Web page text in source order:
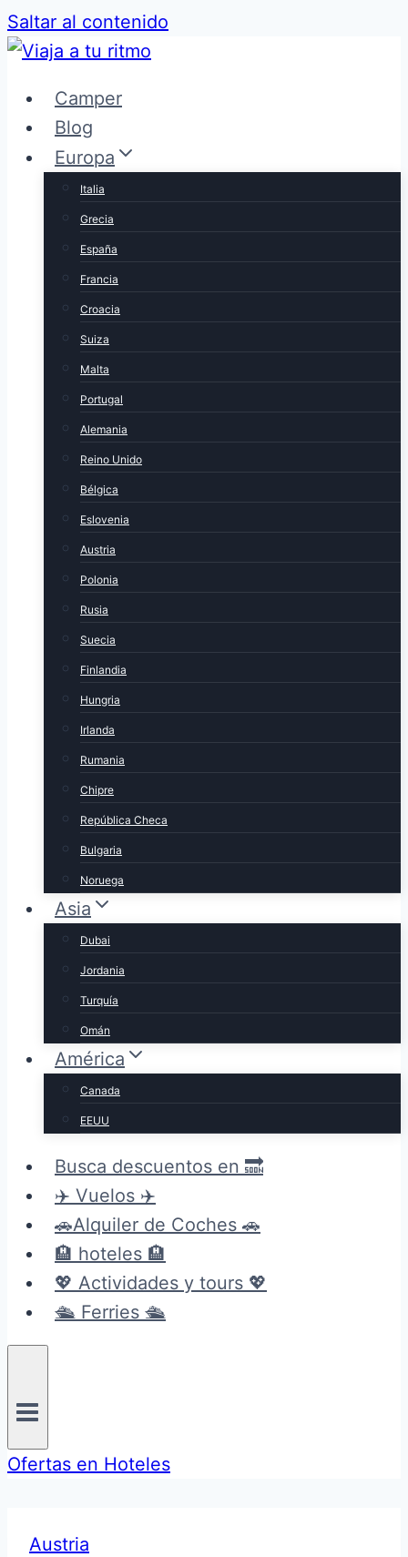
Saltar al contenido
Camper
Blog
Europa
Italia
Grecia
España
Francia
Croacia
Suiza
Malta
Portugal
Alemania
Reino Unido
Bélgica
Eslovenia
Austria
Polonia
Rusia
Suecia
Finlandia
Hungria
Irlanda
Rumania
Chipre
República Checa
Bulgaria
Noruega
Asia
Dubai
Jordania
Turquía
Omán
América
Canada
EEUU
Busca descuentos en 🔜
✈️ Vuelos ✈️
🚗Alquiler de Coches 🚗
🏨 hoteles 🏨
💖 Actividades y tours 💖
🛳️ Ferries 🛳️
Ofertas en Hoteles
Austria